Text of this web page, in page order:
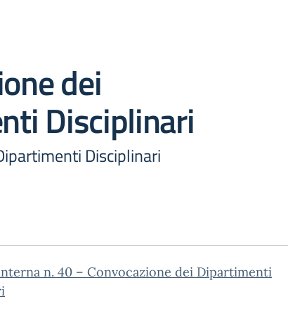
dei
Disciplinari
Disciplinari
n. 40 – Convocazione dei Dipartimenti